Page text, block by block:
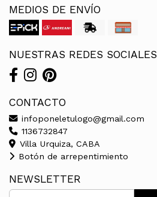
MEDIOS DE ENVÍO
NUESTRAS REDES SOCIALES
CONTACTO
infoponeletulogo@gmail.com
1136732847
Villa Urquiza, CABA
Botón de arrepentimiento
NEWSLETTER